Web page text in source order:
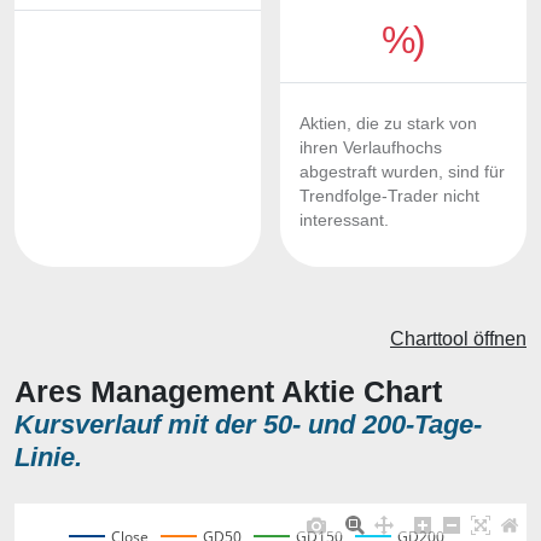
%)
Aktien, die zu stark von
ihren Verlaufhochs
abgestraft wurden, sind für
Trendfolge-Trader nicht
interessant.
Ares Management Aktie Chart
Kursverlauf mit der 50- und 200-Tage-
Linie.
Charttool öffnen
Close GD50 GD150 GD200